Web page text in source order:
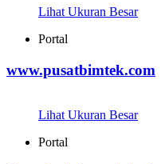
Lihat Ukuran Besar
Portal
www.pusatbimtek.com
Lihat Ukuran Besar
Portal